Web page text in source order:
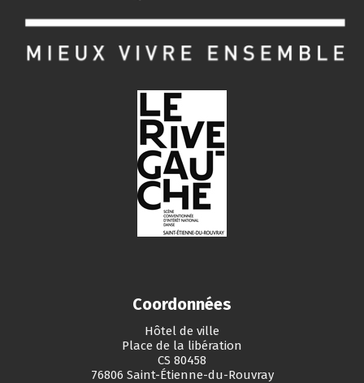
Coordonnées
Hôtel de ville
Place de la libération
CS 80458
76806 Saint-Étienne-du-Rouvray